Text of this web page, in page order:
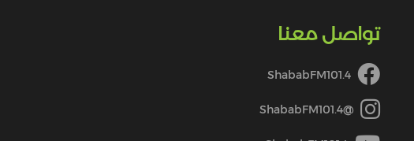
تواصل معنا
ShababFM101.4
@ShababFM101.4